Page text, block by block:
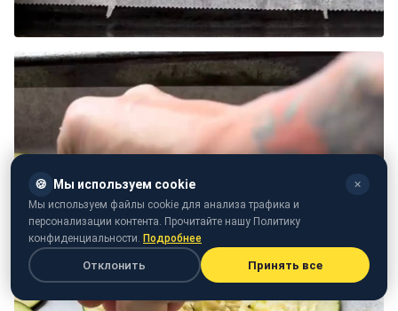
🍪 Мы используем cookie ✕
Мы используем файлы cookie для анализа трафика и
персонализации контента. Прочитайте нашу Политику
конфиденциальности. Подробнее
Отклонить Принять все